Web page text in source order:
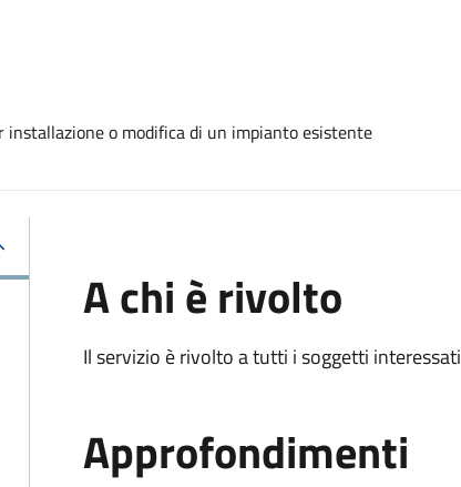
o modifica di un impianto esistente
A chi è rivolto
Il servizio è rivolto a tutti i soggetti
Approfondimenti